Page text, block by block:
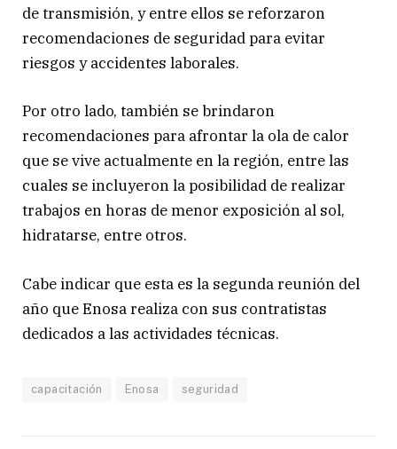
de transmisión, y entre ellos se reforzaron
recomendaciones de seguridad para evitar
riesgos y accidentes laborales.
Por otro lado, también se brindaron
recomendaciones para afrontar la ola de calor
que se vive actualmente en la región, entre las
cuales se incluyeron la posibilidad de realizar
trabajos en horas de menor exposición al sol,
hidratarse, entre otros.
Cabe indicar que esta es la segunda reunión del
año que Enosa realiza con sus contratistas
dedicados a las actividades técnicas.
capacitación Enosa seguridad